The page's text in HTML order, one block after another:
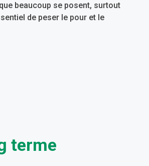
beaucoup se posent, surtout
de peser le pour et le
terme